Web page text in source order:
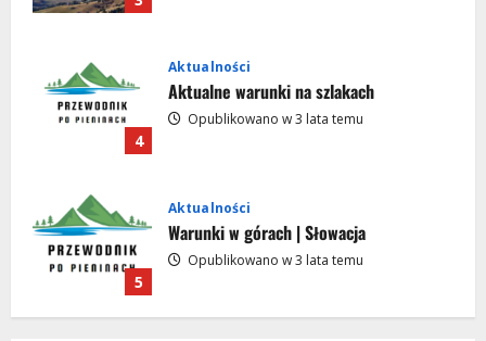
4
Aktualności
Aktualne warunki na szlakach
Opublikowano w 3 lata temu
5
Aktualności
Warunki w górach | Słowacja
Opublikowano w 3 lata temu